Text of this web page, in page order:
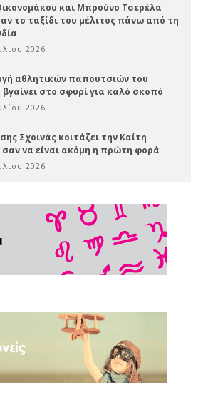
και Μπρούνο Τσερέλα
το ταξίδι του μέλιτος πάνω από τη
2026
αθλητικών παπουτσιών του
βγαίνει στο σφυρί για καλό σκοπό
2026
Σχοινάς κοιτάζει την Καίτη
να είναι ακόμη η πρώτη φορά
2026